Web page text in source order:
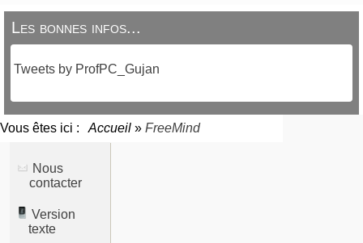
Les bonnes infos...
Tweets by ProfPC_Gujan
Vous êtes ici : Accueil » FreeMind
Nous
contacter
Version
texte